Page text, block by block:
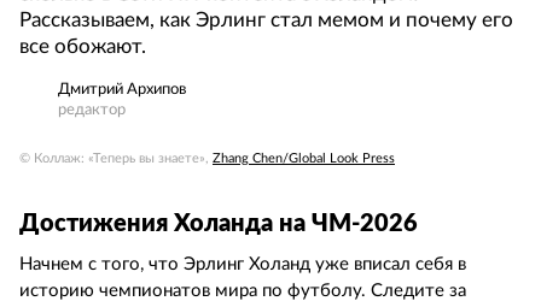
Рассказываем, как Эрлинг стал мемом и почему его
все обожают.
Дмитрий Архипов
редактор
© Коллаж: «Теперь вы знаете», Zhang Chen/Global Look Press
Достижения Холанда на ЧМ-2026
Начнем с того, что Эрлинг Холанд уже вписал себя в
историю чемпионатов мира по футболу. Следите за